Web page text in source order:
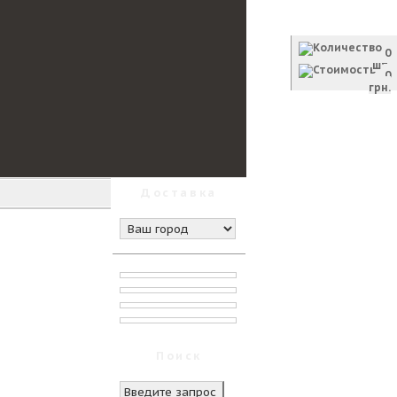
0
шт.
0
грн.